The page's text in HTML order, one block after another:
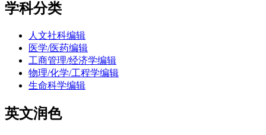
学科分类
人文社科编辑
医学/医药编辑
工商管理/经济学编辑
物理/化学/工程学编辑
生命科学编辑
英文润色